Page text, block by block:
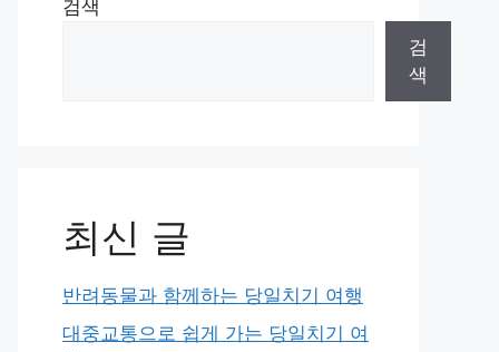
검색
검
색
최신 글
반려동물과 함께하는 당일치기 여행
대중교통으로 쉽게 가는 당일치기 여